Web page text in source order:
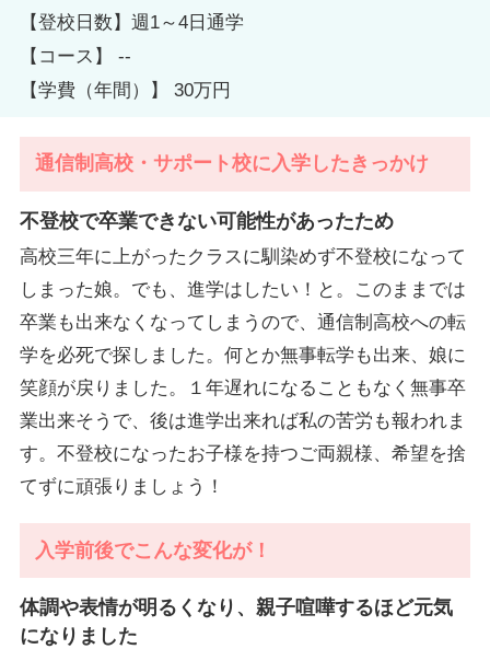
【登校日数】週1～4日通学
【コース】 --
【学費（年間）】 30万円
通信制高校・サポート校に入学したきっかけ
不登校で卒業できない可能性があったため
高校三年に上がったクラスに馴染めず不登校になって
しまった娘。でも、進学はしたい！と。このままでは
卒業も出来なくなってしまうので、通信制高校への転
学を必死で探しました。何とか無事転学も出来、娘に
笑顔が戻りました。１年遅れになることもなく無事卒
業出来そうで、後は進学出来れば私の苦労も報われま
す。不登校になったお子様を持つご両親様、希望を捨
てずに頑張りましょう！
入学前後でこんな変化が！
体調や表情が明るくなり、親子喧嘩するほど元気
になりました